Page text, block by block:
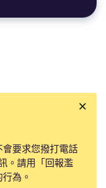
會要求您撥打電話
。請用「回報濫
為。